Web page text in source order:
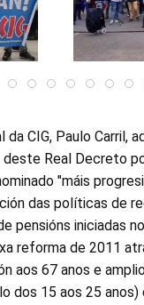
da CIG, Paulo Carril,
deste Real Decreto
"máis
das políticas de
pensións iniciadas
reforma de 2011
aos 67 anos e
dos 15 aos 25 anos)